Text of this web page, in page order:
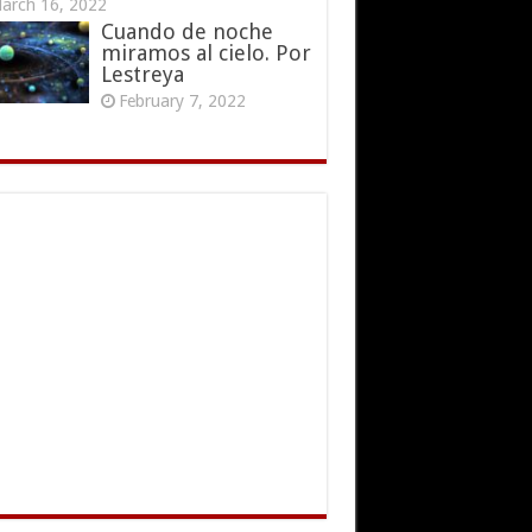
16, 2022
Cuando de noche
miramos al cielo. Por
Lestreya
February 7, 2022